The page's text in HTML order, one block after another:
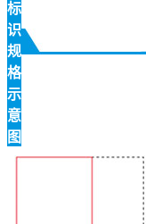
标
识
规
格
示
意
图